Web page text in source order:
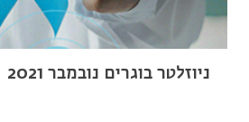
ניוזלטר בוגרים נובמבר 2021